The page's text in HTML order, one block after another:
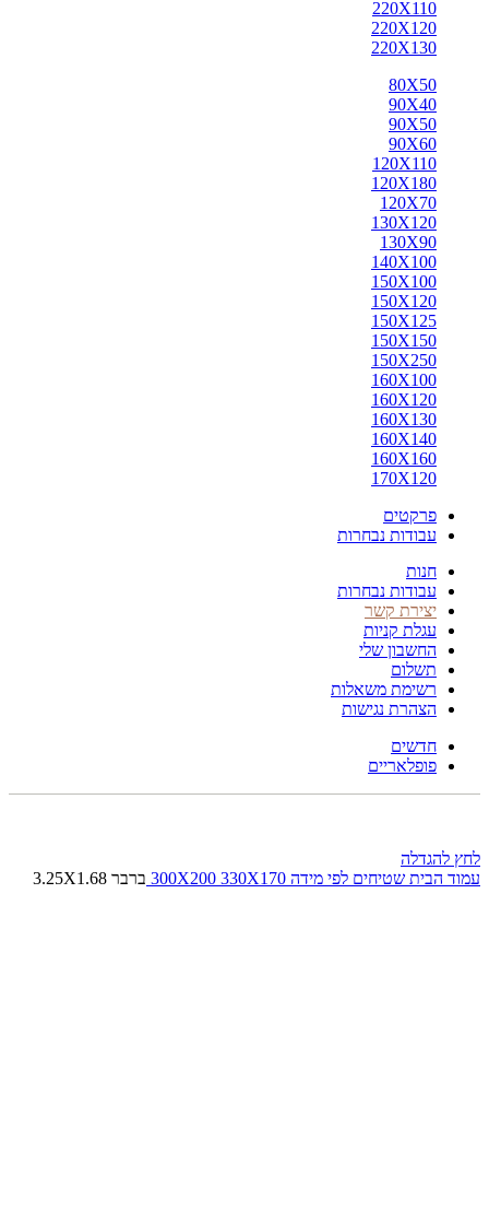
220X110
220X120
220X130
80X50
90X40
90X50
90X60
120X110
120X180
120X70
130X120
130X90
140X100
150X100
150X120
150X125
150X150
150X250
160X100
160X120
160X130
160X140
160X160
170X120
פרקטים
עבודות נבחרות
חנות
עבודות נבחרות
יצירת קשר
עגלת קניות
החשבון שלי
תשלום
רשימת משאלות
הצהרת נגישות
חדשים
פופלאריים
לחץ להגדלה
עמוד הבית שטיחים לפי מידה 300X200 330X170 ברבר 3.25X1.68